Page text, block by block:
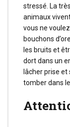
stressé. La
animaux
vous ne
bouchons
les bruits et
dort dans un
lâcher prise
tomber dans